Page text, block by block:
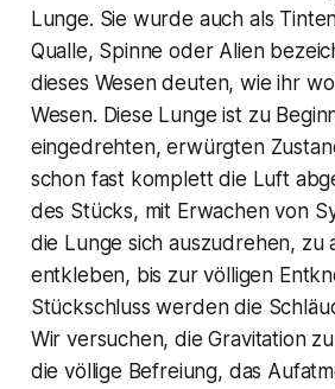
Lunge. Sie wurde auch als
Qualle, Spinne oder Alien
dieses Wesen deuten, wie ihr
Wesen. Diese Lunge ist zu
eingedrehten, erwürgten
schon fast komplett die Luft
des Stücks, mit Erwachen von
die Lunge sich auszudrehen, zu
entkleben, bis zur völligen
Stückschluss werden die
Wir versuchen, die Gravitation
die völlige Befreiung, das